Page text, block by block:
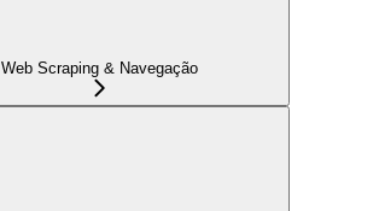
Web Scraping & Navegação